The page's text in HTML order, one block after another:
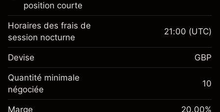
Marge. Votre
investissement
£1,000.00
Ajustement des fonds de
overnight
(-£1.06)
position courte
Marge. Votre
investissement
Horaires des frais de
session nocturne
21:00 (UTC)
Devise GBP
Quantité minimale
négociée
10
Marge 20.00%